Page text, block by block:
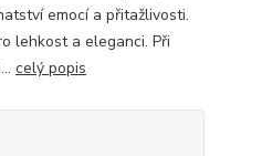
emocí a přitažlivosti.
lehkost a eleganci. Při
celý popis